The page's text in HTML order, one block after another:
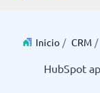
Inicio / CRM /
HubSpot